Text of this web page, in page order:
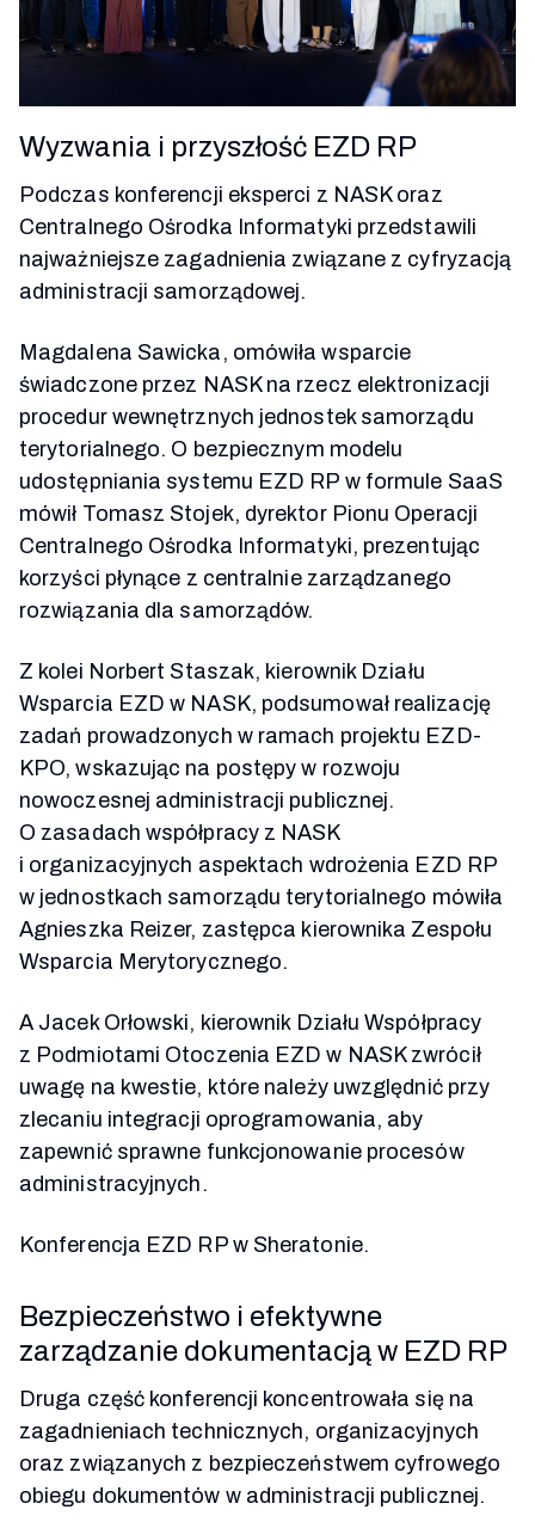
Wyzwania i przyszłość EZD RP
Podczas konferencji eksperci z NASK oraz
Centralnego Ośrodka Informatyki przedstawili
najważniejsze zagadnienia związane z cyfryzacją
administracji samorządowej.
Magdalena Sawicka, omówiła wsparcie
świadczone przez NASK na rzecz elektronizacji
procedur wewnętrznych jednostek samorządu
terytorialnego. O bezpiecznym modelu
udostępniania systemu EZD RP w formule SaaS
mówił Tomasz Stojek, dyrektor Pionu Operacji
Centralnego Ośrodka Informatyki, prezentując
korzyści płynące z centralnie zarządzanego
rozwiązania dla samorządów.
Z kolei Norbert Staszak, kierownik Działu
Wsparcia EZD w NASK, podsumował realizację
zadań prowadzonych w ramach projektu EZD-
KPO, wskazując na postępy w rozwoju
nowoczesnej administracji publicznej.
O zasadach współpracy z NASK
i organizacyjnych aspektach wdrożenia EZD RP
w jednostkach samorządu terytorialnego mówiła
Agnieszka Reizer, zastępca kierownika Zespołu
Wsparcia Merytorycznego.
A Jacek Orłowski, kierownik Działu Współpracy
z Podmiotami Otoczenia EZD w NASK zwrócił
uwagę na kwestie, które należy uwzględnić przy
zlecaniu integracji oprogramowania, aby
zapewnić sprawne funkcjonowanie procesów
administracyjnych.
Konferencja EZD RP w Sheratonie.
Bezpieczeństwo i efektywne
zarządzanie dokumentacją w EZD RP
Druga część konferencji koncentrowała się na
zagadnieniach technicznych, organizacyjnych
oraz związanych z bezpieczeństwem cyfrowego
obiegu dokumentów w administracji publicznej.